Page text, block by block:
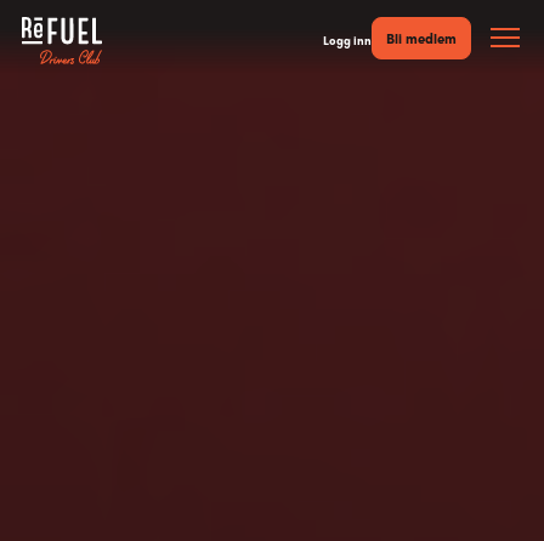
Logg inn Bli medlem